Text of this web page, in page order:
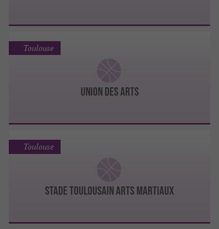
Union des Arts
Toulouse
Stade Toulousain Arts Martiaux
Toulouse